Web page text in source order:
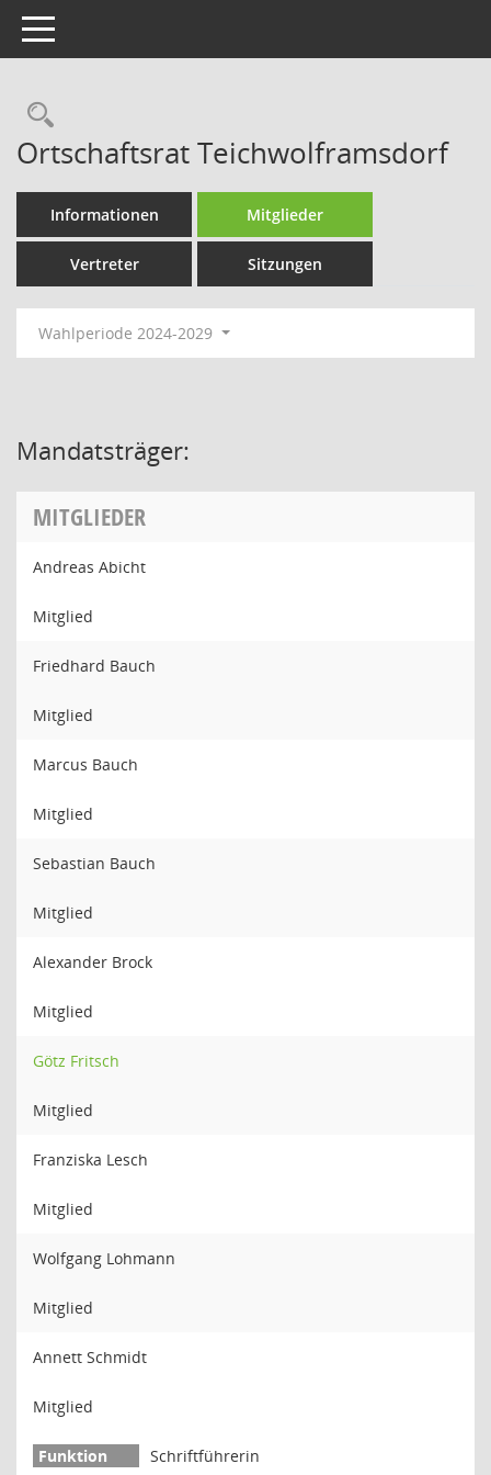
Toggle navigation
Rechercheauswahl
Ortschaftsrat Teichwolframsdorf
Informationen Mitglieder
Vertreter Sitzungen
Wahlperiode 2024-2029
Mandatsträger:
MITGLIEDER
Andreas Abicht
Mitglied
Friedhard Bauch
Mitglied
Marcus Bauch
Mitglied
Sebastian Bauch
Mitglied
Alexander Brock
Mitglied
Götz Fritsch
Mitglied
Franziska Lesch
Mitglied
Wolfgang Lohmann
Mitglied
Annett Schmidt
Mitglied
Schriftführerin